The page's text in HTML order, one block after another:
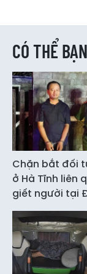
CÓ THỂ
Chặn bắt đối
ở Hà Tĩnh liên
giết người tại